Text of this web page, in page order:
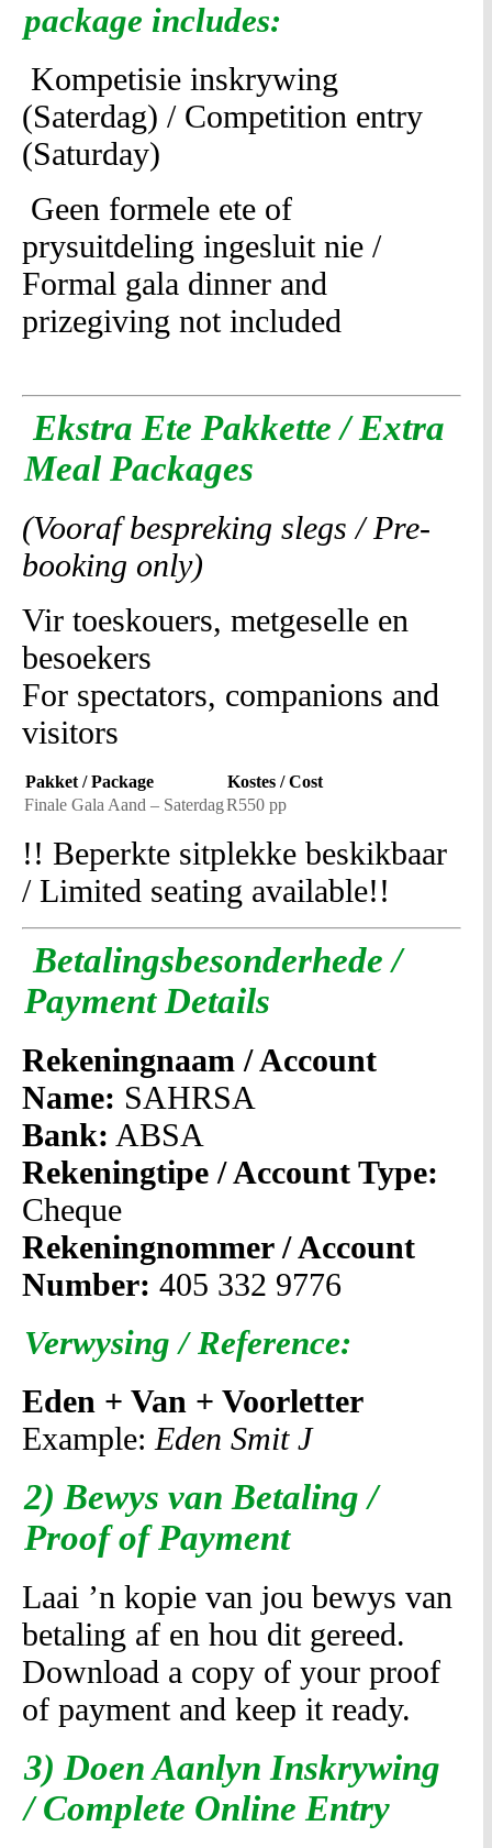
package includes:
Kompetisie inskrywing
(Saterdag) / Competition entry
(Saturday)
Geen formele ete of
prysuitdeling ingesluit nie /
Formal gala dinner and
prizegiving not included
Ekstra Ete Pakkette / Extra
Meal Packages
(Vooraf bespreking slegs / Pre-
booking only)
Vir toeskouers, metgeselle en
besoekers
For spectators, companions and
visitors
Pakket / Package
Kostes / Cost
Finale Gala Aand – SaterdagR550 pp
!! Beperkte sitplekke beskikbaar
/ Limited seating available!!
Betalingsbesonderhede /
Payment Details
Rekeningnaam / Account
Name: SAHRSA
Bank: ABSA
Rekeningtipe / Account Type:
Cheque
Rekeningnommer / Account
Number: 405 332 9776
Verwysing / Reference:
Eden + Van + Voorletter
Example: Eden Smit J
2) Bewys van Betaling /
Proof of Payment
Laai ’n kopie van jou bewys van
betaling af en hou dit gereed.
Download a copy of your proof
of payment and keep it ready.
3) Doen Aanlyn Inskrywing
/ Complete Online Entry